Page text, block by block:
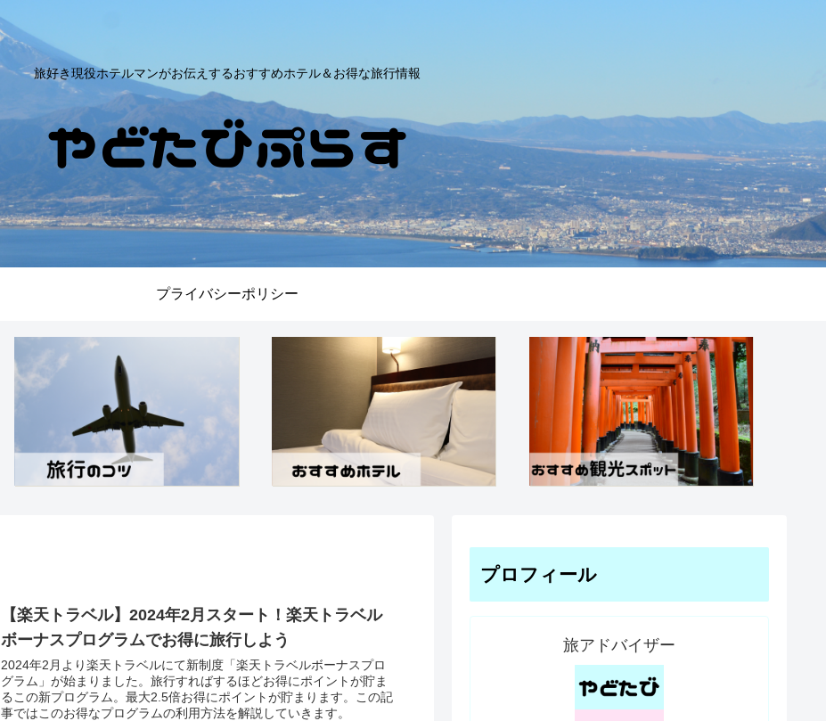
旅好き現役ホテルマンがお伝えするおすすめホテル＆お得な旅行情報
プライバシーポリシー
【楽天トラベル】2024年2月スタート！楽天トラベル
ボーナスプログラムでお得に旅行しよう
2024年2月より楽天トラベルにて新制度「楽天トラベルボーナスプロ
グラム」が始まりました。旅行すればするほどお得にポイントが貯ま
るこの新プログラム。最大2.5倍お得にポイントが貯まります。この記
事ではこのお得なプログラムの利用方法を解説していきます。
プロフィール
旅アドバイザー